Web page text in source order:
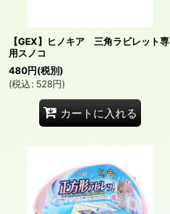
【GEX】ヒノキア 三角ラビレット専
用スノコ
480円(税別)
(税込 : 528円)
カートに入れる